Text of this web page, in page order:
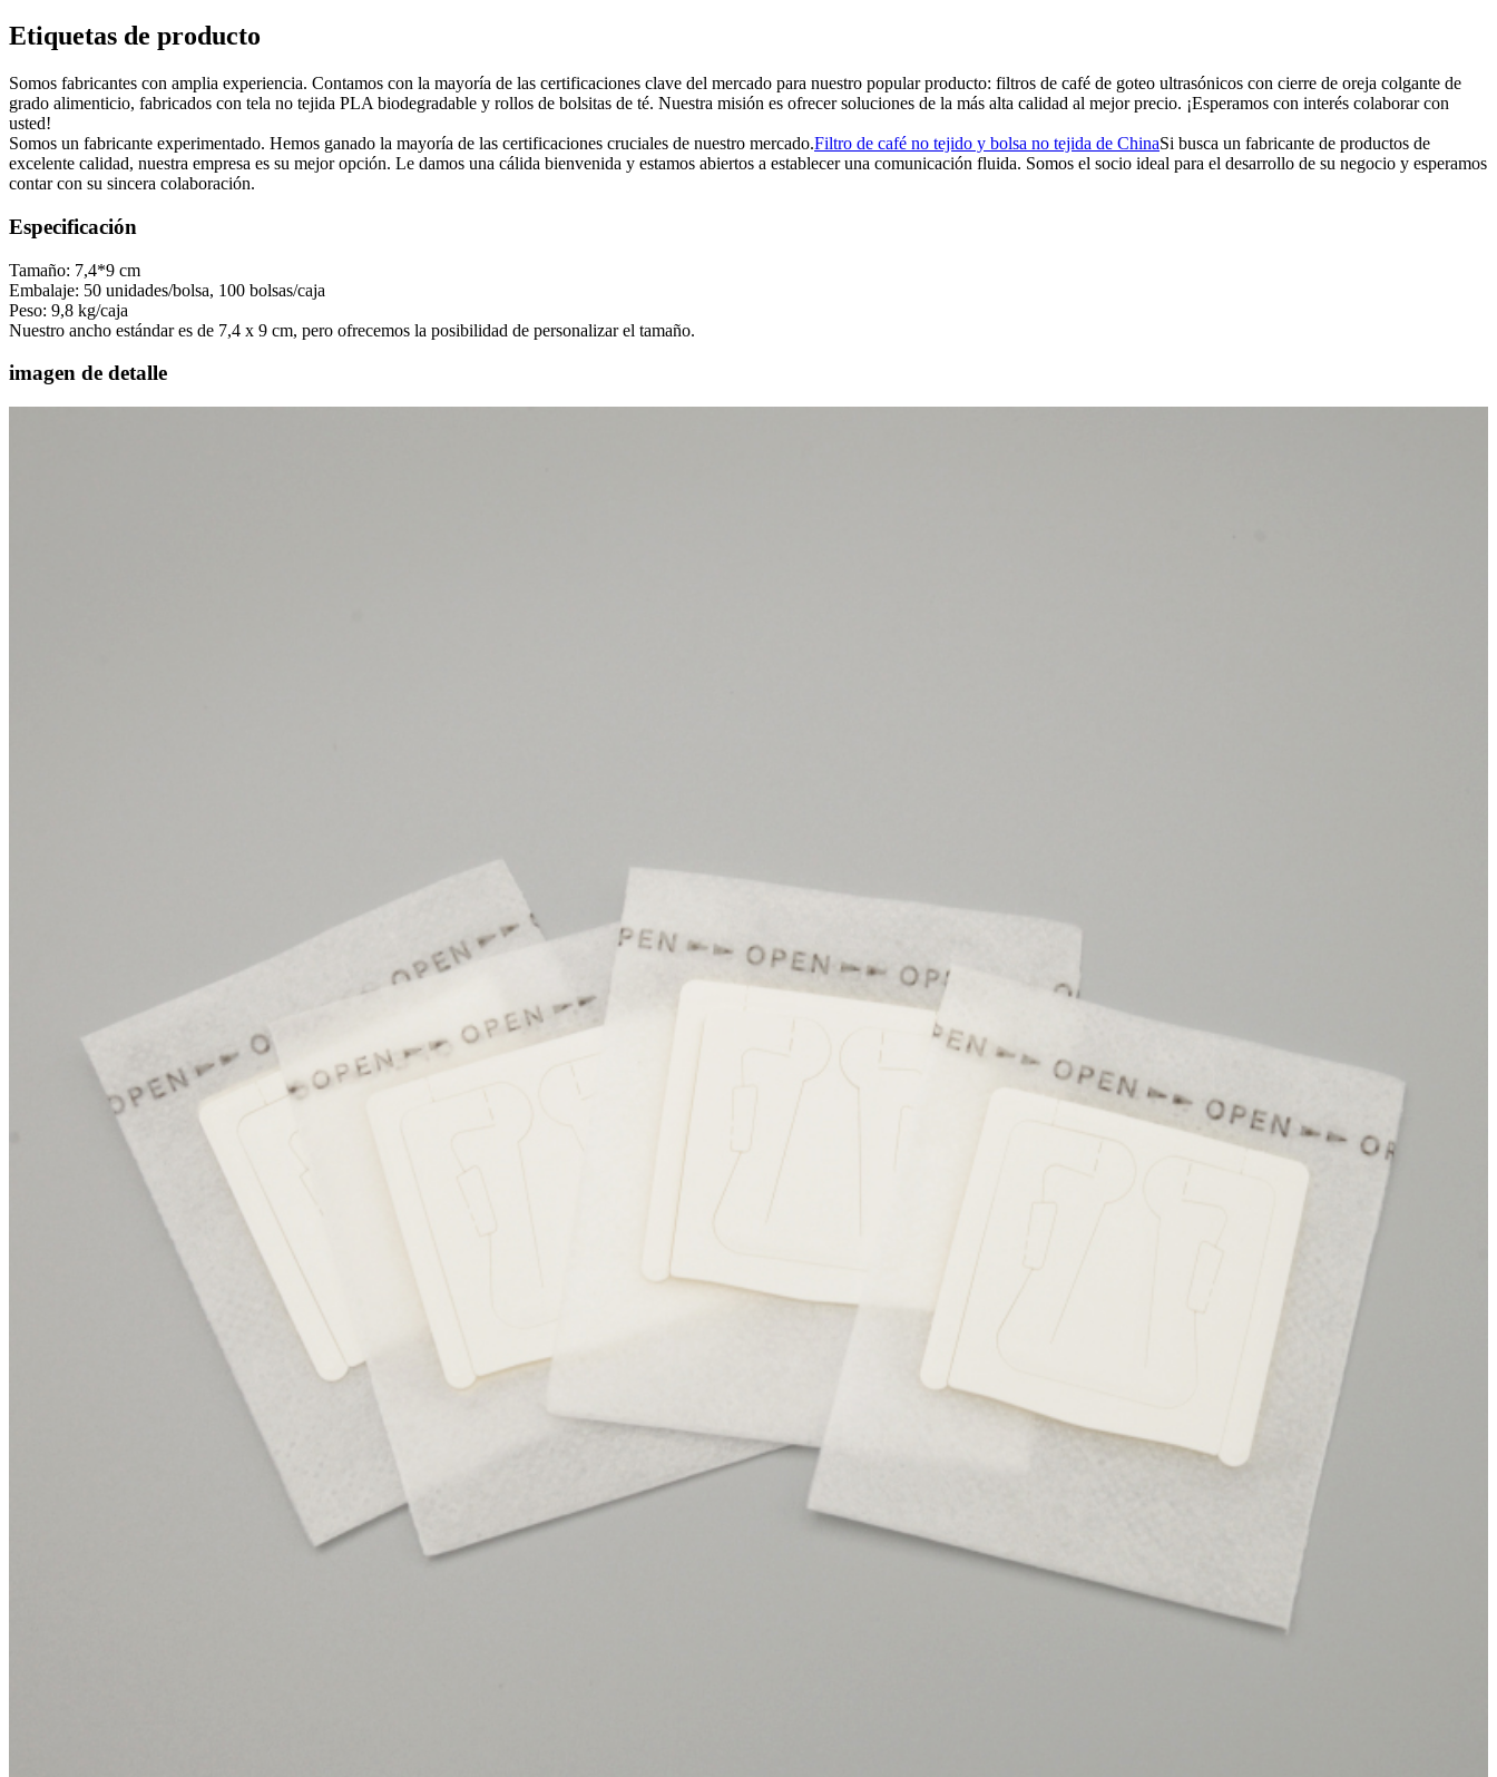
Etiquetas de producto
Somos fabricantes con amplia experiencia. Contamos con la mayoría de las certificaciones clave del mercado para nuestro popular producto: filtros de café de goteo ultrasónicos con cierre de oreja colgante de
grado alimenticio, fabricados con tela no tejida PLA biodegradable y rollos de bolsitas de té. Nuestra misión es ofrecer soluciones de la más alta calidad al mejor precio. ¡Esperamos con interés colaborar con
usted!
Somos un fabricante experimentado. Hemos ganado la mayoría de las certificaciones cruciales de nuestro mercado.Filtro de café no tejido y bolsa no tejida de ChinaSi busca un fabricante de productos de
excelente calidad, nuestra empresa es su mejor opción. Le damos una cálida bienvenida y estamos abiertos a establecer una comunicación fluida. Somos el socio ideal para el desarrollo de su negocio y esperamos
contar con su sincera colaboración.
Especificación
Tamaño: 7,4*9 cm
Embalaje: 50 unidades/bolsa, 100 bolsas/caja
Peso: 9,8 kg/caja
Nuestro ancho estándar es de 7,4 x 9 cm, pero ofrecemos la posibilidad de personalizar el tamaño.
imagen de detalle